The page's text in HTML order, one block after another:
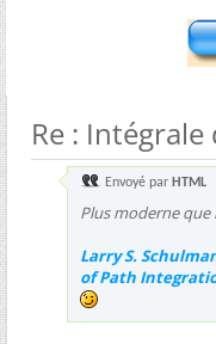
Re :
Envoyé par HTML
Plus moderne que
Larry S.
of Path